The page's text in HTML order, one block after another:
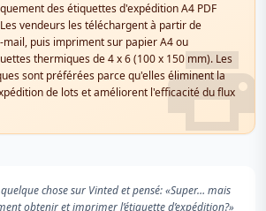
des étiquettes d'expédition A4 PDF
vendeurs les téléchargent à partir de
puis impriment sur papier A4 ou
thermiques de 4 x 6 (100 x 150 mm). Les
sont préférées parce qu'elles éliminent la
de lots et améliorent l'efficacité du flux
chose sur Vinted et pensé: «Super… mais
obtenir et imprimer l’étiquette d’expédition?»